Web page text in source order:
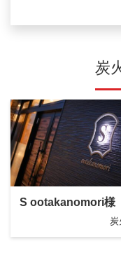
炭
S ootakanomori様
炭